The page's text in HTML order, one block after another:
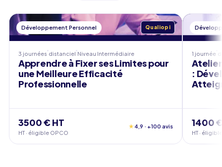
Développement Personnel Qualiopi
3 journées distanciel Niveau Intermédiaire
Apprendre à Fixer ses Limites pour
une Meilleure Efficacité
Professionnelle
3500 € HT
HT · éligible OPCO
★ 4,9 · +100 avis
1 journée
:
1400
HT ·